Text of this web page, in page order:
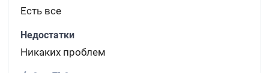
Есть все
Недостатки
Никаких проблем